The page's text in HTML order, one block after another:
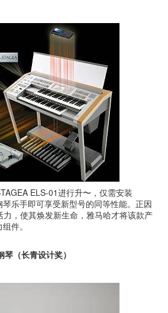
ELS-01进行升〜，仅需安装
乐手即可享受新型号的同等性能。正因
，使其焕发新生命，雅马哈才将该款产
件。
（长青设计奖）